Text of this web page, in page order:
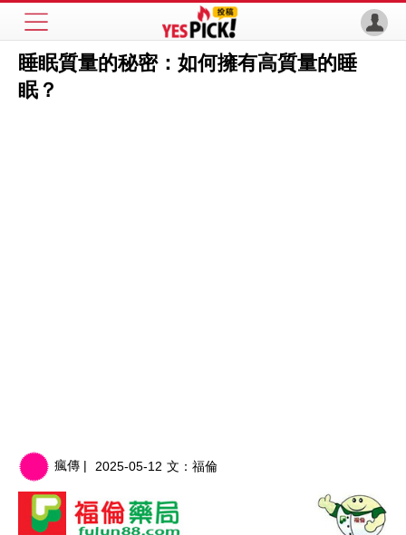
睡眠質量的秘密：如何擁有高質量的睡
眠？
瘋傳 | 2025-05-12 文： 福倫